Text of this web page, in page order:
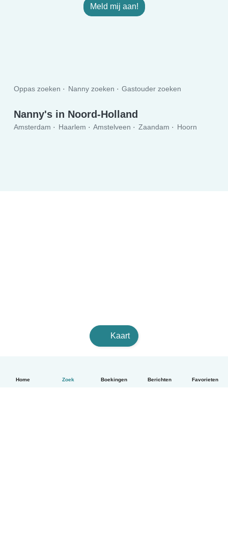
Home Zoek Boekingen Berichten Favorieten
Meld mij aan!
Oppas zoeken Nanny zoeken Gastouder zoeken
Nanny's in Noord-Holland
Amsterdam Haarlem Amstelveen Zaandam Hoorn
Kaart